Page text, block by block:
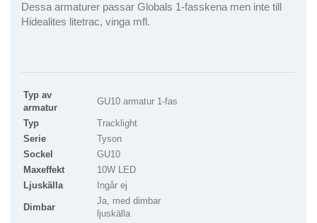
Dessa armaturer passar Globals 1-fasskena men inte till
Hidealites litetrac, vinga mfl.
Typ av
armatur
GU10 armatur 1-fas
Typ
Tracklight
Serie
Tyson
Sockel
GU10
Maxeffekt
10W LED
Ljuskälla
Ingår ej
Dimbar
Ja, med dimbar
ljuskälla